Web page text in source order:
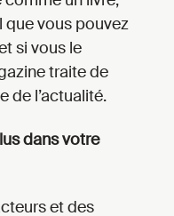
que vous pouvez
si vous le
traite de
de l’actualité.
dans votre
et des